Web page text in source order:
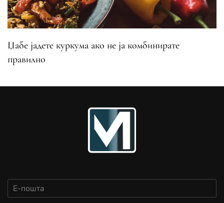
Џабе јадете куркума ако не ја комбинирате
правилно